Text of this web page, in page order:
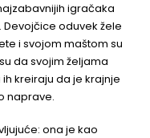
igračaka
oduvek žele
i svojom maštom su
da svojim željama
kreiraju da je krajnje
naprave.
ona je kao